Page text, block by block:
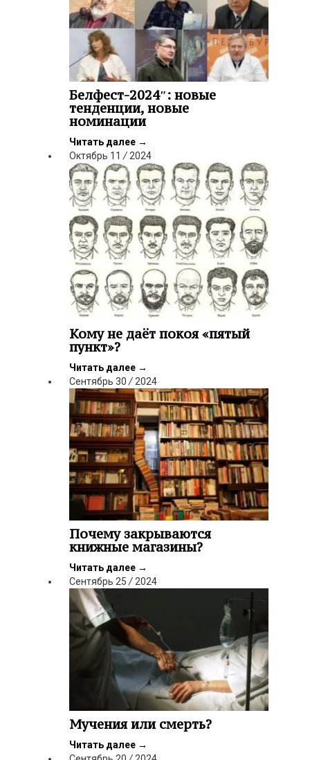
Белфест-2024″: новые
тенденции, новые
номинации
Читать далее →
Октябрь 11 / 2024
Кому не даёт покоя «пятый
пункт»?
Читать далее →
Сентябрь 30/2024
Почему закрываются
книжные магазины?
Читать далее →
Сентябрь 25/2024
Мучения или смерть?
Читать далее →